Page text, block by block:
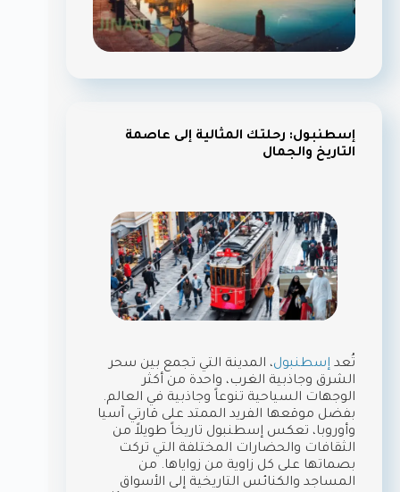
إسطنبول: رحلتك المثالية إلى عاصمة
التاريخ والجمال
تُعد إسطنبول، المدينة التي تجمع بين سحر
الشرق وجاذبية الغرب، واحدة من أكثر
الوجهات السياحية تنوعاً وجاذبية في العالم.
بفضل موقعها الفريد الممتد على قارتي آسيا
وأوروبا، تعكس إسطنبول تاريخاً طويلاً من
الثقافات والحضارات المختلفة التي تركت
بصماتها على كل زاوية من زواياها. من
المساجد والكنائس التاريخية إلى الأسواق